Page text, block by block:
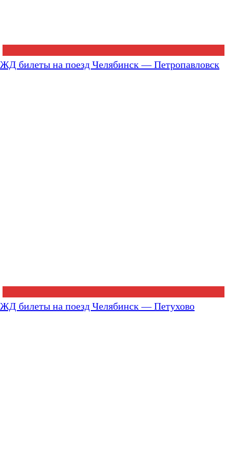
ЖД билеты на поезд Челябинск — Петропавловск
ЖД билеты на поезд Челябинск — Петухово